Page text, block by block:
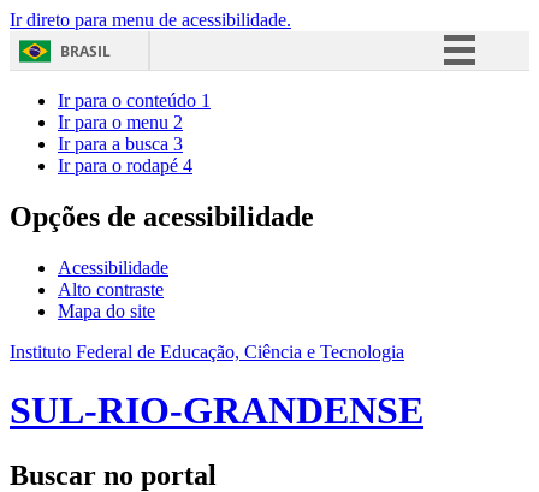
Ir direto para menu de acessibilidade.
BRASIL
Acesso à informação
Ir para o conteúdo 1
Ir para o menu 2
Ir para a busca 3
Ir para o rodapé 4
Opções de acessibilidade
Acessibilidade
Alto contraste
Mapa do site
Instituto Federal de Educação, Ciência e Tecnologia
SUL-RIO-GRANDENSE
Buscar no portal